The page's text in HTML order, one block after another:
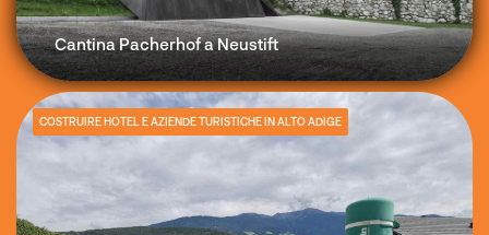
Cantina Pacherhof a Neustift
COSTRUIRE HOTEL E AZIENDE TURISTICHE IN ALTO ADIGE